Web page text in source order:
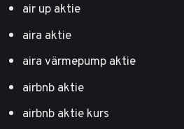
air up aktie
aira aktie
aira värmepump aktie
airbnb aktie
airbnb aktie kurs